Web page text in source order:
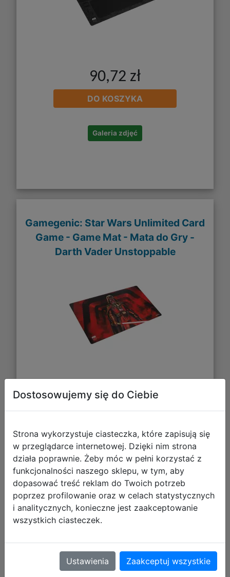
90,72 zł
DO KOSZYKA
Galeria zdjęć
Gamegenic: Star Wars Unlimited Card
Game - Game Mat - Mata do Gry -
Darth Vader Unstoppable
93,31 zł
Galeria zdjęć
Gamegenic: Star Wars Unlimited Card
Game - Game Mat - Mata do Gry -
Galactic Senate
Dostosowujemy się do Ciebie
Strona wykorzystuje ciasteczka, które zapisują się
w przeglądarce internetowej. Dzięki nim strona
działa poprawnie. Żeby móc w pełni korzystać z
funkcjonalności naszego sklepu, w tym, aby
dopasować treść reklam do Twoich potrzeb
poprzez profilowanie oraz w celach statystycznych
i analitycznych, konieczne jest zaakceptowanie
wszystkich ciasteczek.
Ustawienia Zaakceptuj wszystkie